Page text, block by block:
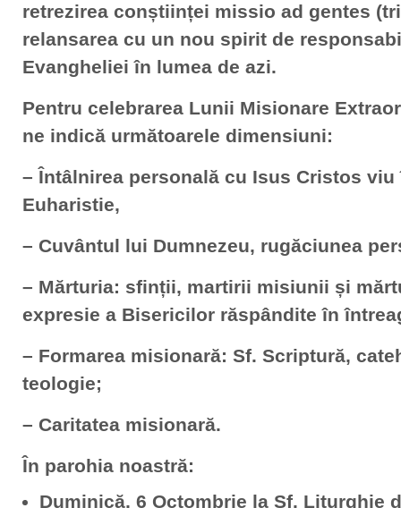
retrezirea conștiinței missio ad gentes
relansarea cu un nou spirit de
Evangheliei în lumea de azi.
Pentru celebrarea Lunii Misionare
ne indică următoarele dimensiuni:
– Întâlnirea personală cu Isus Cristos
Euharistie,
– Cuvântul lui Dumnezeu, rugăciunea
– Mărturia: sfinții, martirii misiunii și
expresie a Bisericilor răspândite în
– Formarea misionară: Sf. Scriptură,
teologie;
– Caritatea misionară.
În parohia noastră:
Duminică, 6 Octombrie la Sf. Liturghie